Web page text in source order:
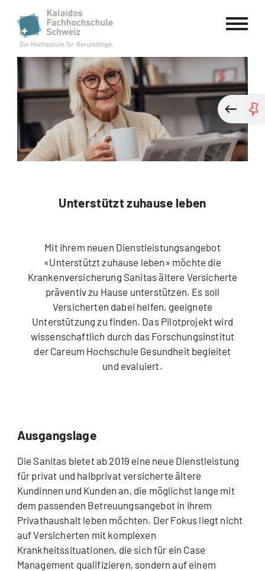
Kalaidos Fachhochschule Schweiz
Unterstützt zuhause leben
Mit ihrem neuen Dienstleistungsangebot
«Unterstützt zuhause leben» möchte die
Krankenversicherung Sanitas ältere Versicherte
präventiv zu Hause unterstützen. Es soll
Versicherten dabei helfen, geeignete
Unterstützung zu finden. Das Pilotprojekt wird
wissenschaftlich durch das Forschungsinstitut
der Careum Hochschule Gesundheit begleitet
und evaluiert.
Ausgangslage
Die Sanitas bietet ab 2019 eine neue Dienstleistung
für privat und halbprivat versicherte ältere
Kundinnen und Kunden an, die möglichst lange mit
dem passenden Betreuungsangebot in ihrem
Privathaushalt leben möchten. Der Fokus liegt nicht
auf Versicherten mit komplexen
Krankheitssituationen, die sich für ein Case
Management qualifizieren, sondern auf einem